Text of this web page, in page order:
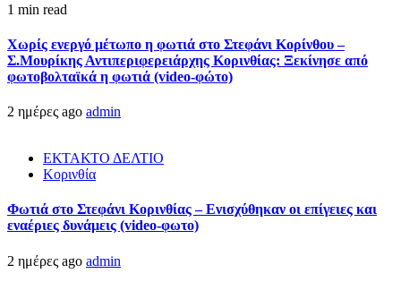
1 min read
Χωρίς ενεργό μέτωπο η φωτιά στο Στεφάνι Κορίνθου –
Σ.Μουρίκης Αντιπεριφερειάρχης Κορινθίας: Ξεκίνησε από
φωτοβολταϊκά η φωτιά (video-φώτο)
2 ημέρες ago admin
ΕΚΤΑΚΤΟ ΔΕΛΤΙΟ
Κορινθία
Φωτιά στο Στεφάνι Κορινθίας – Ενισχύθηκαν οι επίγειες και
εναέριες δυνάμεις (video-φωτο)
2 ημέρες ago admin